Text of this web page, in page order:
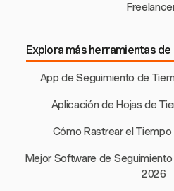
Explora más herramientas
App de Seguimiento de
Aplicación de Hojas de
Cómo Rastrear el
Mejor Software de
2026